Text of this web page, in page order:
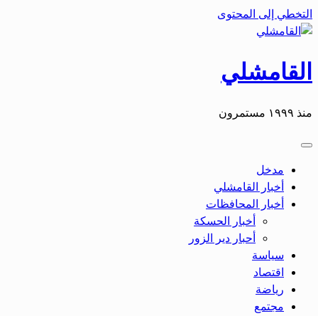
التخطي إلى المحتوى
القامشلي
منذ ١٩٩٩ مستمرون
مدخل
أخبار القامشلي
أخبار المحافظات
أخبار الحسكة
أحبار دير الزور
سياسة
اقتصاد
رياضة
مجتمع